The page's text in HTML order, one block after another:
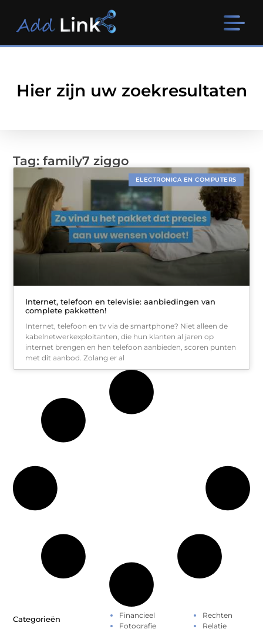
Hier zijn uw zoekresultaten
Tag: family7 ziggo
ELECTRONICA EN COMPUTERS
Internet, telefoon en televisie: aanbiedingen van
complete pakketten!
Internet, telefoon en tv via de smartphone? Niet alleen de
kabelnetwerkexploitanten, die hun klanten al jaren op
internet brengen en hen telefoon aanbieden, scoren punten
met dit aanbod. Zolang er al
Categorieën
Financieel
Fotografie
Rechten
Relatie